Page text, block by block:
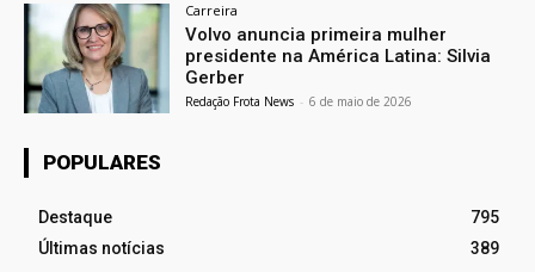
Carreira
Volvo anuncia primeira mulher
presidente na América Latina: Silvia
Gerber
Redação Frota News - 6 de maio de 2026
POPULARES
Destaque
795
Últimas notícias
389